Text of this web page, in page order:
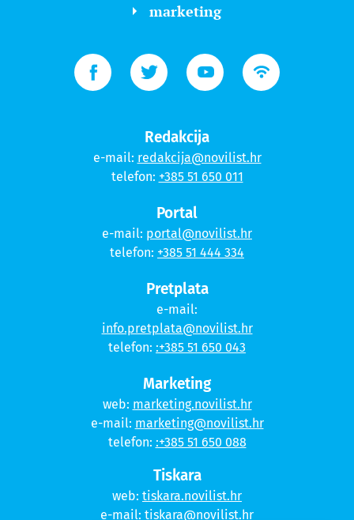
marketing
Redakcija
e-mail: redakcija@novilist.hr
telefon: +385 51 650 011
Portal
e-mail: portal@novilist.hr
telefon: +385 51 444 334
Pretplata
e-mail:
info.pretplata@novilist.hr
telefon: :+385 51 650 043
Marketing
web: marketing.novilist.hr
e-mail: marketing@novilist.hr
telefon: :+385 51 650 088
Tiskara
web: tiskara.novilist.hr
e-mail: tiskara@novilist.hr